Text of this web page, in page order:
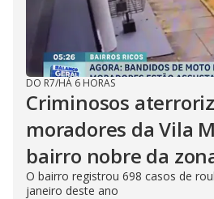
DO R7/HÁ 6 HORAS
Criminosos
moradores da Vila
bairro nobre da
O bairro registrou 698 casos de
janeiro deste ano